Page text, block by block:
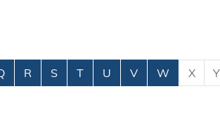
R S T U V W X Y